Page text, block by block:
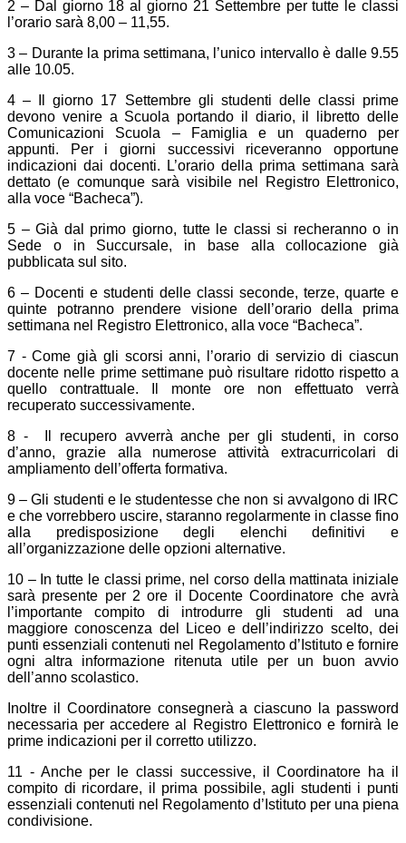
2 – Dal giorno 18 al giorno 21 Settembre per tutte le classi
l’orario sarà 8,00 – 11,55.
3 – Durante la prima settimana, l’unico intervallo è dalle 9.55
alle 10.05.
4 – Il giorno 17 Settembre gli studenti delle classi prime
devono venire a Scuola portando il diario, il libretto delle
Comunicazioni Scuola – Famiglia e un quaderno per
appunti. Per i giorni successivi riceveranno opportune
indicazioni dai docenti. L’orario della prima settimana sarà
dettato (e comunque sarà visibile nel Registro Elettronico,
alla voce “Bacheca”).
5 – Già dal primo giorno, tutte le classi si recheranno o in
Sede o in Succursale, in base alla collocazione già
pubblicata sul sito.
6 – Docenti e studenti delle classi seconde, terze, quarte e
quinte potranno prendere visione dell’orario della prima
settimana nel Registro Elettronico, alla voce “Bacheca”.
7 - Come già gli scorsi anni, l’orario di servizio di ciascun
docente nelle prime settimane può risultare ridotto rispetto a
quello contrattuale. Il monte ore non effettuato verrà
recuperato successivamente.
8 - Il recupero avverrà anche per gli studenti, in corso
d’anno, grazie alla numerose attività extracurricolari di
ampliamento dell’offerta formativa.
9 – Gli studenti e le studentesse che non si avvalgono di IRC
e che vorrebbero uscire, staranno regolarmente in classe fino
alla predisposizione degli elenchi definitivi e
all’organizzazione delle opzioni alternative.
10 – In tutte le classi prime, nel corso della mattinata iniziale
sarà presente per 2 ore il Docente Coordinatore che avrà
l’importante compito di introdurre gli studenti ad una
maggiore conoscenza del Liceo e dell’indirizzo scelto, dei
punti essenziali contenuti nel Regolamento d’Istituto e fornire
ogni altra informazione ritenuta utile per un buon avvio
dell’anno scolastico.
Inoltre il Coordinatore consegnerà a ciascuno la password
necessaria per accedere al Registro Elettronico e fornirà le
prime indicazioni per il corretto utilizzo.
11 - Anche per le classi successive, il Coordinatore ha il
compito di ricordare, il prima possibile, agli studenti i punti
essenziali contenuti nel Regolamento d’Istituto per una piena
condivisione.